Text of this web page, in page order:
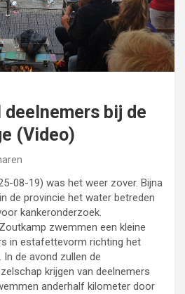
deelnemers bij de
(Video)
08-19) was het weer zover. Bijna
de provincie het water betreden
kankeronderzoek.
zwemmen een kleine
in estafettevorm richting het
de avond zullen de
krijgen van deelnemers
anderhalf kilometer door